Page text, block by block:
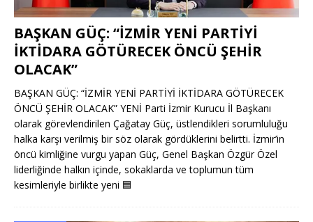
BAŞKAN GÜÇ: “İZMİR YENİ PARTİYİ
İKTİDARA GÖTÜRECEK ÖNCÜ ŞEHİR
OLACAK”
BAŞKAN GÜÇ: “İZMİR YENİ PARTİYİ İKTİDARA GÖTÜRECEK
ÖNCÜ ŞEHİR OLACAK” YENİ Parti İzmir Kurucu İl Başkanı
olarak görevlendirilen Çağatay Güç, üstlendikleri sorumluluğu
halka karşı verilmiş bir söz olarak gördüklerini belirtti. İzmir’in
öncü kimliğine vurgu yapan Güç, Genel Başkan Özgür Özel
liderliğinde halkın içinde, sokaklarda ve toplumun tüm
kesimleriyle birlikte yeni 🟦